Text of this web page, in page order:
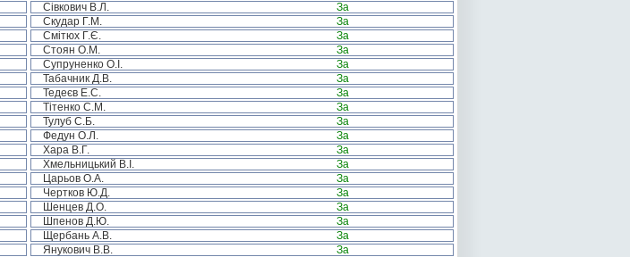
Сівкович В.Л.
За
Скудар Г.М.
За
Смітюх Г.Є.
За
Стоян О.М.
За
Супруненко О.І.
За
Табачник Д.В.
За
Тедеєв Е.С.
За
Тітенко С.М.
За
Тулуб С.Б.
За
Федун О.Л.
За
Хара В.Г.
За
Хмельницький В.І.
За
Царьов О.А.
За
Чертков Ю.Д.
За
Шенцев Д.О.
За
Шпенов Д.Ю.
За
Щербань А.В.
За
Янукович В.В.
За